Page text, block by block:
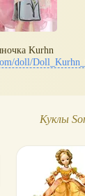
Kurhn
doll/
Куклы